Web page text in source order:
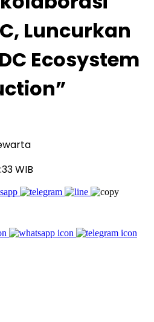
Luncurkan
Ecosystem
WIB